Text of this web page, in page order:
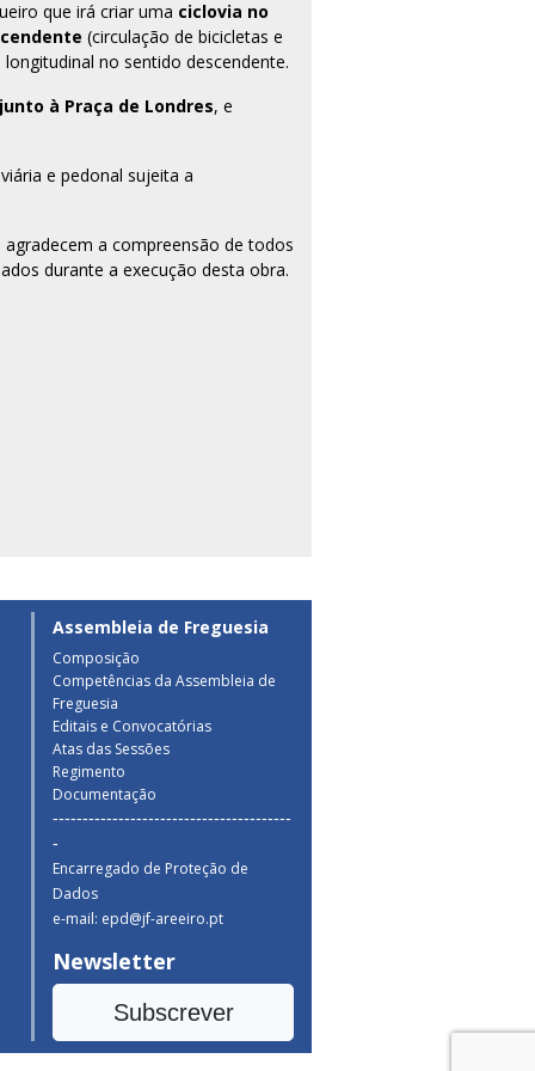
que irá criar uma ciclovia no
(circulação de bicicletas e
no sentido descendente.
à Praça de Londres, e
e pedonal sujeita a
agradecem a compreensão de todos
durante a execução desta obra.
Assembleia de Freguesia
Composição
Competências da Assembleia de
Freguesia
Editais e Convocatórias
Atas das Sessões
Regimento
Documentação
----------------------------------------
-
Encarregado de Proteção de
Dados
e-mail: epd@jf-areeiro.pt
Newsletter
Subscrever